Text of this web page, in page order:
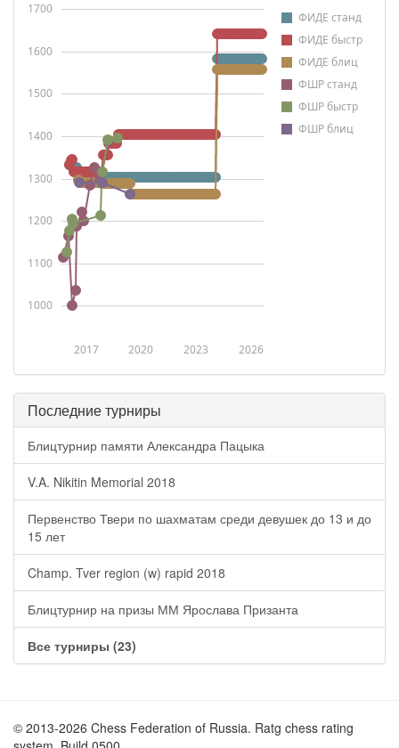
ФИДЕ станд
ФИДЕ быстр
ФИДЕ блиц
ФШР станд
ФШР быстр
ФШР блиц
2017 2020 2023 2026
1000
1100
1200
1300
1400
1500
1600
1700
Последние турниры
Блицтурнир памяти Александра Пацыка
V.A. Nikitin Memorial 2018
Первенство Твери по шахматам среди девушек до 13 и до
15 лет
Champ. Tver region (w) rapid 2018
Блицтурнир на призы ММ Ярослава Призанта
Все турниры (23)
© 2013-2026 Chess Federation of Russia. Ratg chess rating